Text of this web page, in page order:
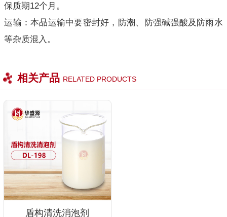
保质期12个月。
运输：本品运输中要密封好，防潮、防强碱强酸及防雨水
等杂质混入。
相关产品 RELATED PRODUCTS
盾构清洗消泡剂